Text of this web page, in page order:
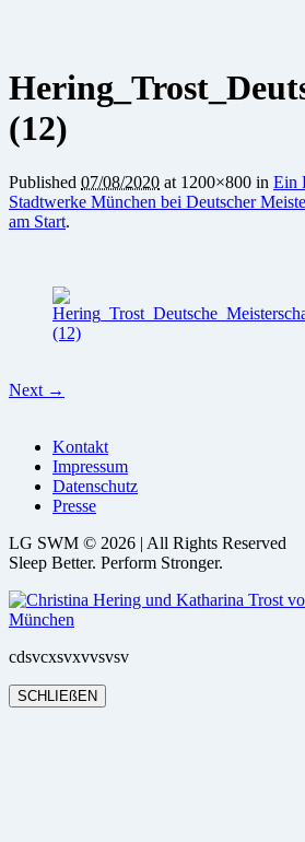
(12)
Published 07/08/2020 at 1200×800 in Ein
Stadtwerke München bei Deutscher
am Start.
Next →
Kontakt
Impressum
Datenschutz
Presse
LG SWM © 2026 | All Rights Reserved
Sleep Better. Perform Stronger.
cdsvcxsvxvvsvsv
SCHLIEßEN